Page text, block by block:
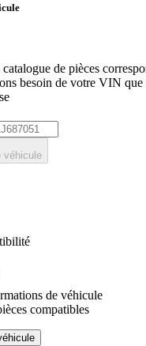
de pièces
besoin de votre VIN que
véhicule
de véhicule
compatibles